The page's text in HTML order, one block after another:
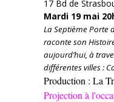
17 Bd de
Mardi 19 mai
La Septième Porte
raconte son
aujourd’hui, à
différentes villes :
Production : La
Projection à